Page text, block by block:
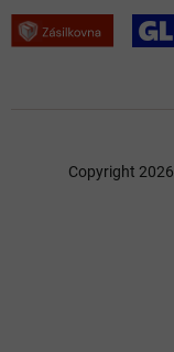
Copyright 2026